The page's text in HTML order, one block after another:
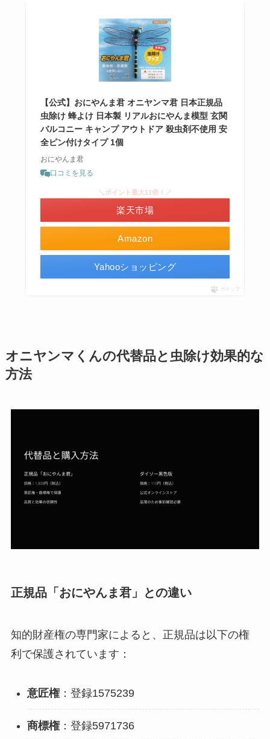
【公式】おにやんま君 オニヤンマ君 日本正規品
虫除け 蜂よけ 日本製 リアルおにやんま模型 玄関
バルコニー キャンプ アウトドア 殺虫剤不使用 安
全ピン付けタイプ 1個
おにやんま君
口コミを見る
Amazon
＼ポイント最大11倍！／
楽天市場
Yahooショッピング
ポチップ
オニヤンマくんの代替品と虫除け効果的な
方法
正規品「おにやんま君」との違い
知的財産権の専門家によると、正規品は以下の権
利で保護されています：
意匠権：登録1575239
商標権：登録5971736